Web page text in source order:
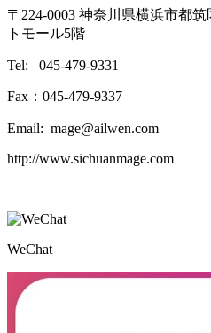
〒224-0003 神奈川県横浜市都
トモール5階
Tel: 045-479-9331
Fax：045-479-9337
Email: mage@ailwen.com
http://www.sichuanmage.com
WeChat